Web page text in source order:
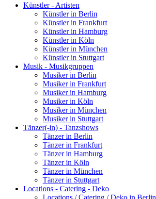
Künstler - Artisten
Künstler in Berlin
Künstler in Frankfurt
Künstler in Hamburg
Künstler in Köln
Künstler in München
Künstler in Stuttgart
Musik - Musikgruppen
Musiker in Berlin
Musiker in Frankfurt
Musiker in Hamburg
Musiker in Köln
Musiker in München
Musiker in Stuttgart
Tänzer(-in) - Tanzshows
Tänzer in Berlin
Tänzer in Frankfurt
Tänzer in Hamburg
Tänzer in Köln
Tänzer in München
Tänzer in Stuttgart
Locations - Catering - Deko
Locations / Catering / Deko in Berlin